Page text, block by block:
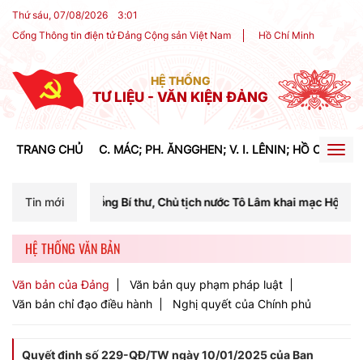
Thứ sáu, 07/08/2026 3:01
Cổng Thông tin điện tử Đảng Cộng sản Việt Nam
Hồ Chí Minh
HỆ THỐNG
TƯ LIỆU - VĂN KIỆN ĐẢNG
TRANG CHỦ C. MÁC; PH. ĂNGGHEN; V. I. LÊNIN; HỒ CHÍ
Tin mới
Bí thư, Chủ tịch nước Tô Lâm khai mạc Hội nghị Trung ương lần
HỆ THỐNG VĂN BẢN
Văn bản của Đảng
Văn bản quy phạm pháp luật
Văn bản chỉ đạo điều hành
Nghị quyết của Chính phủ
Quyết định số 229-QĐ/TW ngày 10/01/2025 của Ban